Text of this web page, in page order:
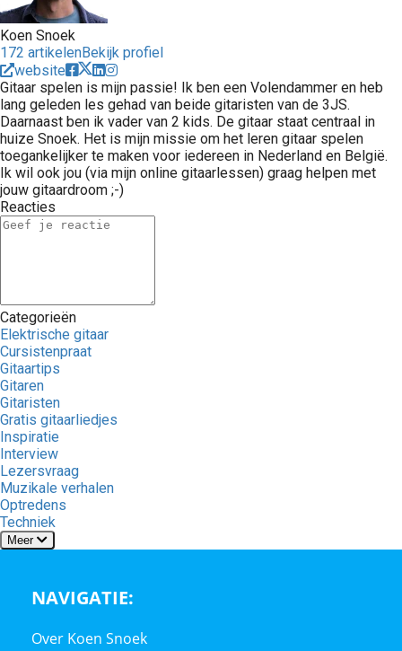
Koen Snoek
172 artikelenBekijk profiel
website
Gitaar spelen is mijn passie! Ik ben een Volendammer en heb
lang geleden les gehad van beide gitaristen van de 3JS.
Daarnaast ben ik vader van 2 kids. De gitaar staat centraal in
huize Snoek. Het is mijn missie om het leren gitaar spelen
toegankelijker te maken voor iedereen in Nederland en België.
Ik wil ook jou (via mijn online gitaarlessen) graag helpen met
jouw gitaardroom ;-)
Reacties
Categorieën
Elektrische gitaar
Cursistenpraat
Gitaartips
Gitaren
Gitaristen
Gratis gitaarliedjes
Inspiratie
Interview
Lezersvraag
Muzikale verhalen
Optredens
Techniek
Meer
NAVIGATIE:
Over Koen Snoek